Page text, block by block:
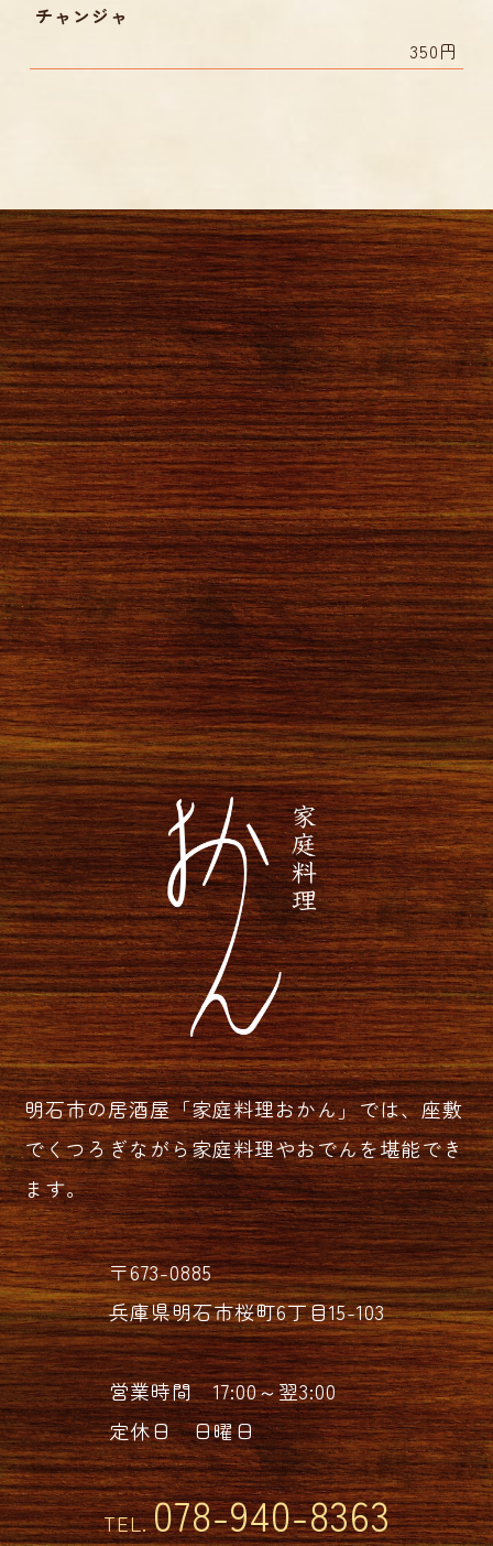
チャンジャ
350円
明石市の居酒屋「家庭料理おかん」では、座敷
でくつろぎながら家庭料理やおでんを堪能でき
ます。
〒673-0885
兵庫県明石市桜町6丁目15-103
営業時間 17:00～翌3:00
定休日 日曜日
TEL.078-940-8363